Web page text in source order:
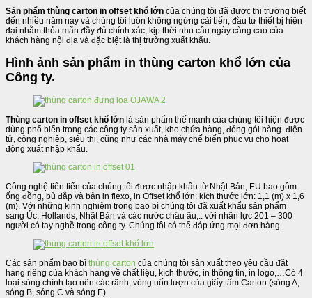
Sản phẩm thùng carton in offset khổ lớn của chúng tôi đã được thị trường biết
đến nhiều năm nay và chúng tôi luôn không ngừng cải tiến, đầu tư thiết bị hiện
đại nhằm thỏa mãn đầy đủ chính xác, kịp thời nhu cầu ngày càng cao của
khách hàng nội địa và đặc biệt là thị trường xuất khẩu.
Hình ảnh sản phẩm in thùng carton khổ lớn của
Công ty.
Thùng carton in offset khổ lớn là sản phẩm thế mạnh của chúng tôi hiện được
dùng phổ biến trong các công ty sản xuất, kho chứa hàng, đóng gói hàng điện
tử, công nghiệp, siêu thị, cũng như các nhà máy chế biến phục vụ cho hoạt
động xuất nhập khẩu.
Công nghệ tiên tiến của chúng tôi được nhập khẩu từ Nhật Bản, EU bao gồm
ống đồng, bù đắp và bản in flexo, in Offset khổ lớn: kích thước lớn: 1,1 (m) x 1,6
(m). Với những kinh nghiệm trong bao bì chúng tôi đã xuất khẩu sản phẩm
sang Úc, Hollands, Nhật Bản và các nước châu âu,.. với nhân lực 201 – 300
người có tay nghề trong công ty. Chúng tôi có thể đáp ứng mọi đơn hàng .
Các sản phẩm bao bì thùng carton của chúng tôi sản xuất theo yêu cầu đặt
hàng riêng của khách hàng về chất liệu, kích thước, in thông tin, in logo,…Có 4
loại sóng chính tạo nên các rãnh, vòng uốn lượn của giấy tấm Carton (sóng A,
sóng B, sóng C và sóng E).